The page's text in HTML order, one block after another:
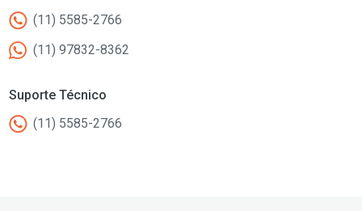
(11) 5585-2766
(11) 97832-8362
Suporte Técnico
(11) 5585-2766